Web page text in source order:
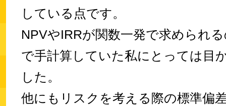
している点です。
NPVやIRRが関数一発で求められ
で手計算していた私にとっては目
した。
他にもリスクを考える際の標準偏